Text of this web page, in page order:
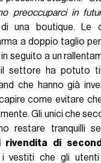
preoccuparci in
di una boutique. Le
a doppio taglio
seguito a un
il settore ha potuto
che hanno già
come evitare
Gli unici che
restare tranquilli
rivendita di
vestiti che gli